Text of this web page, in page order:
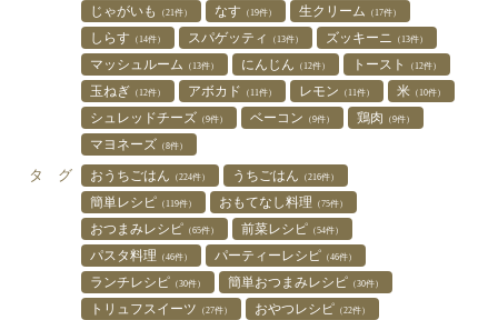
じゃがいも （21件） なす （19件） 生クリーム （17件）
しらす （14件） スパゲッティ （13件） ズッキーニ （13件）
マッシュルーム （13件） にんじん （12件） トースト （12件）
玉ねぎ （12件） アボカド （11件） レモン （11件） 米 （10件）
シュレッドチーズ （9件） ベーコン （9件） 鶏肉 （9件）
マヨネーズ （8件）
タ グ おうちごはん （224件） うちごはん （216件）
簡単レシピ （119件） おもてなし料理 （75件）
おつまみレシピ （65件） 前菜レシピ （54件）
パスタ料理 （46件） パーティーレシピ （46件）
ランチレシピ （30件） 簡単おつまみレシピ （30件）
トリュフスイーツ （27件） おやつレシピ （22件）